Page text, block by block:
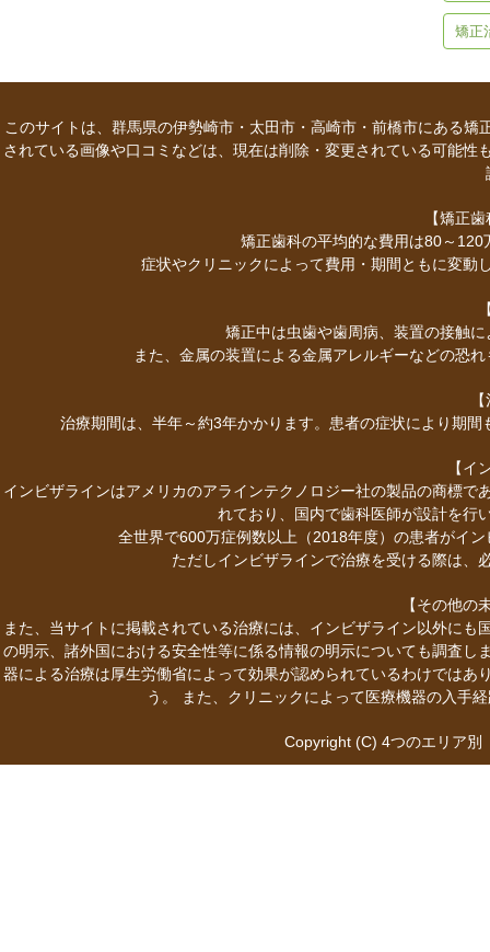
矯正
このサイトは、群馬県の伊勢崎市・太田市・高崎市・前橋市にある
されている画像や口コミなどは、現在は削除・変更されている可能
【矯正
矯正歯科の平均的な費用は80～
症状やクリニックによって費用・期間ともに変動
矯正中は虫歯や歯周病、装置の接触
また、金属の装置による金属アレルギーなどの恐
治療期間は、半年～約3年かかります。患者の症状により期
【イ
インビザラインはアメリカのアラインテクノロジー社の製品の商標
れており、国内で歯科医師が設計を行
全世界で600万症例数以上（2018年度）の患者がイ
ただしインビザラインで治療を受ける際は、
【その他の
また、当サイトに掲載されている治療には、インビザライン以外に
の明示、諸外国における安全性等に係る情報の明示についても調査
器による治療は厚生労働省によって効果が認められているわけでは
う。 また、クリニックによって医療機器の入手
Copyright (C) 4つのエリア